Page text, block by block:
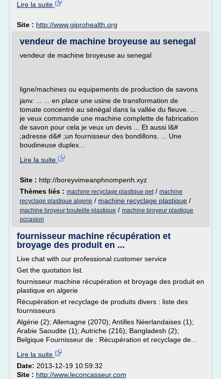
Lire la suite
Site : http://www.giprohealth.org
vendeur de machine broyeuse au senegal
vendeur de machine broyeuse au senegal
ligne/machines ou equipements de production de savons
janv. ... ... en place une usine de transformation de
tomate concentré au sénégal dans la vallée du fleuve. ...
je veux commande une machine complette de fabrication
de savon pour cela je veux un devis ... Et aussi l&#
;adresse d&# ;un fournisseur des bondillons. ... Une
boudineuse duplex...
Lire la suite
Site : http://boreyvimeanphnompenh.xyz
Thèmes liés : machine recyclage plastique pet/ machine
recyclage plastique algerie / machine recyclage plastique /
machine broyeur bouteille plastique / machine broyeur plastique
occasion
fournisseur machine récupération et
broyage des produit en ...
Live chat with our professional customer service
Get the quotation list.
fournisseur machine récupération et broyage des produit en
plastique en algerie
Récupération et recyclage de produits divers : liste des
fournisseurs
Algérie (2); Allemagne (2070); Antilles Néerlandaises (1);
Arabie Saoudite (1); Autriche (216); Bangladesh (2);
Belgique Fournisseur de : Récupération et recyclage de...
Lire la suite
Date: 2013-12-19 10:59:32
Site : http://www.leconcasseur.com